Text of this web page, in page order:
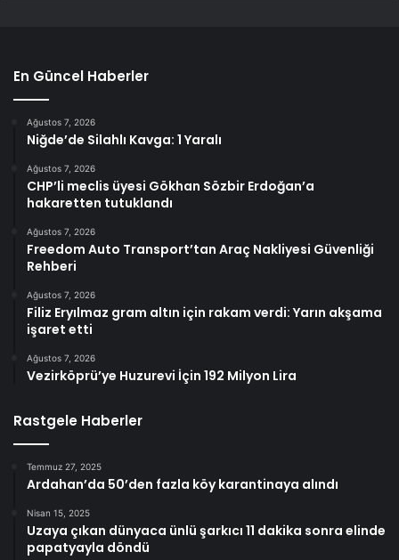
En Güncel Haberler
Ağustos 7, 2026
Niğde’de Silahlı Kavga: 1 Yaralı
Ağustos 7, 2026
CHP’li meclis üyesi Gökhan Sözbir Erdoğan’a
hakaretten tutuklandı
Ağustos 7, 2026
Freedom Auto Transport’tan Araç Nakliyesi Güvenliği
Rehberi
Ağustos 7, 2026
Filiz Eryılmaz gram altın için rakam verdi: Yarın akşama
işaret etti
Ağustos 7, 2026
Vezirköprü’ye Huzurevi İçin 192 Milyon Lira
Rastgele Haberler
Temmuz 27, 2025
Ardahan’da 50’den fazla köy karantinaya alındı
Nisan 15, 2025
Uzaya çıkan dünyaca ünlü şarkıcı 11 dakika sonra elinde
papatyayla döndü